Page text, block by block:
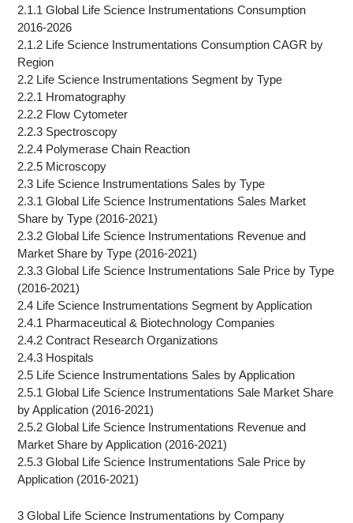
2.1.1 Global Life Science Instrumentations Consumption
2016-2026
2.1.2 Life Science Instrumentations Consumption CAGR by
Region
2.2 Life Science Instrumentations Segment by Type
2.2.1 Hromatography
2.2.2 Flow Cytometer
2.2.3 Spectroscopy
2.2.4 Polymerase Chain Reaction
2.2.5 Microscopy
2.3 Life Science Instrumentations Sales by Type
2.3.1 Global Life Science Instrumentations Sales Market
Share by Type (2016-2021)
2.3.2 Global Life Science Instrumentations Revenue and
Market Share by Type (2016-2021)
2.3.3 Global Life Science Instrumentations Sale Price by Type
(2016-2021)
2.4 Life Science Instrumentations Segment by Application
2.4.1 Pharmaceutical & Biotechnology Companies
2.4.2 Contract Research Organizations
2.4.3 Hospitals
2.5 Life Science Instrumentations Sales by Application
2.5.1 Global Life Science Instrumentations Sale Market Share
by Application (2016-2021)
2.5.2 Global Life Science Instrumentations Revenue and
Market Share by Application (2016-2021)
2.5.3 Global Life Science Instrumentations Sale Price by
Application (2016-2021)
3 Global Life Science Instrumentations by Company